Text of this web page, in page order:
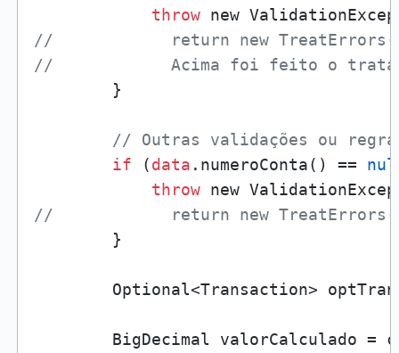
throw new
//            return new
//            Acima foi feito o
        }
// Outras validações ou
if (data .numeroConta() ==
throw new
//            return new
        }
Optional<Transaction>
BigDecimal valorCalculado =